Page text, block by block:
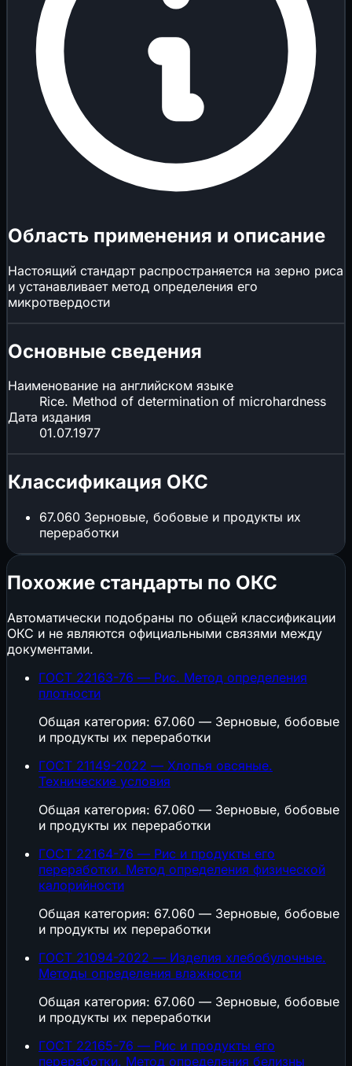
Область применения и описание
Настоящий стандарт распространяется на зерно риса
и устанавливает метод определения его
микротвердости
Основные сведения
Наименование на английском языке
Rice. Method of determination of microhardness
Дата издания
01.07.1977
Классификация ОКС
67.060 Зерновые, бобовые и продукты их
переработки
Похожие стандарты по ОКС
Автоматически подобраны по общей классификации
ОКС и не являются официальными связями между
документами.
ГОСТ 22163-76 — Рис. Метод определения
плотности
Общая категория: 67.060 — Зерновые, бобовые
и продукты их переработки
ГОСТ 21149-2022 — Хлопья овсяные.
Технические условия
Общая категория: 67.060 — Зерновые, бобовые
и продукты их переработки
ГОСТ 22164-76 — Рис и продукты его
переработки. Метод определения физической
калорийности
Общая категория: 67.060 — Зерновые, бобовые
и продукты их переработки
ГОСТ 21094-2022 — Изделия хлебобулочные.
Методы определения влажности
Общая категория: 67.060 — Зерновые, бобовые
и продукты их переработки
ГОСТ 22165-76 — Рис и продукты его
переработки. Метод определения белизны